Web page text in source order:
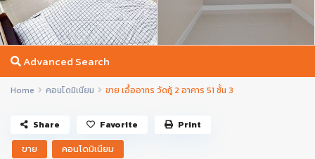
Advanced Search
Home คอนโดมิเนียม ขาย เอื้ออาทร วัดกู้ 2 อาคาร 51 ชั้น 3
ขาย คอนโดมิเนียม
Share Favorite Print